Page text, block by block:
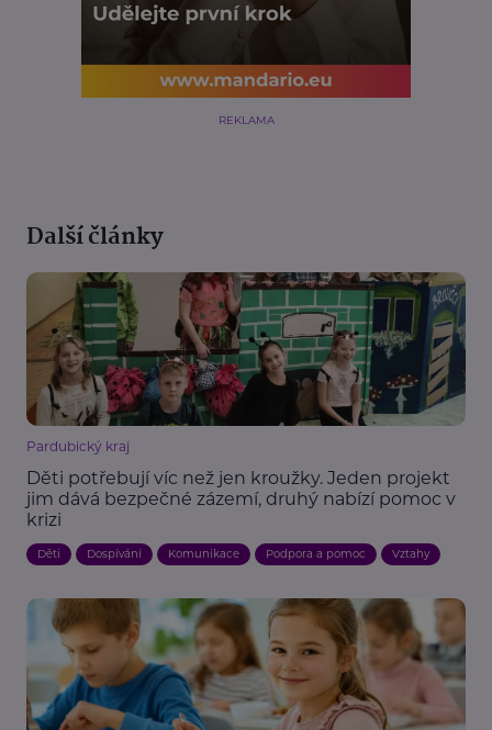
REKLAMA
Další články
Pardubický kraj
Děti potřebují víc než jen kroužky. Jeden projekt
jim dává bezpečné zázemí, druhý nabízí pomoc v
krizi
Děti Dospívání Komunikace Podpora a pomoc Vztahy